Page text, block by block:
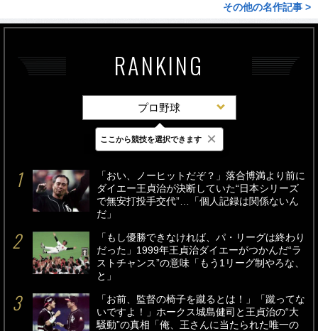
その他の名作記事 >
RANKING
プロ野球
最新 24時間 週間
「おい、ノーヒットだぞ？」落合博満より前に
ダイエー王貞治が決断していた“日本シリーズ
で無安打投手交代”…「個人記録は関係ないん
だ」
「もし優勝できなければ、パ・リーグは終わり
だった」1999年王貞治ダイエーがつかんだ“ラ
ストチャンス”の意味「もう1リーグ制やろな、
と」
「お前、監督の椅子を蹴るとは！」「蹴ってな
いですよ！」ホークス城島健司と王貞治の“大
騒動”の真相「俺、王さんに当たられた唯一の
ここから競技を選択できます ×